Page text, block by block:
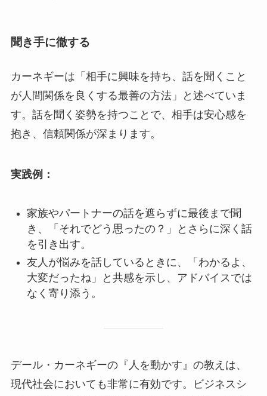
聞き手に徹する
カーネギーは「相手に興味を持ち、話を聞くこと
が人間関係を良くする最善の方法」と述べていま
す。話を聞く姿勢を持つことで、相手は安心感を
抱き、信頼関係が深まります。
実践例：
家族やパートナーの話を遮らずに最後まで聞
き、「それでどう思ったの？」とさらに深く話
を引き出す。
友人が悩みを話しているときに、「わかるよ、
大変だったね」と共感を示し、アドバイスでは
なく寄り添う。
デール・カーネギーの『人を動かす』の教えは、
現代社会においても非常に有効です。ビジネスシ